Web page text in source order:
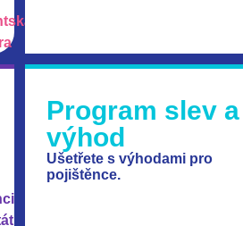
Program slev a
výhod
Ušetřete s výhodami pro
pojištěnce.